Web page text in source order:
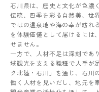
石川県は、歴史と文化が色濃
伝統、四季を彩る自然美、世
ではの温泉地や海の幸が訪れ
を体験価値として届けるには
せません。
一方で、人材不足は深刻であ
域観光を支える職種で人手が
ク北陸・石川」を通じ、石川
働く人材を見いだし、地元を